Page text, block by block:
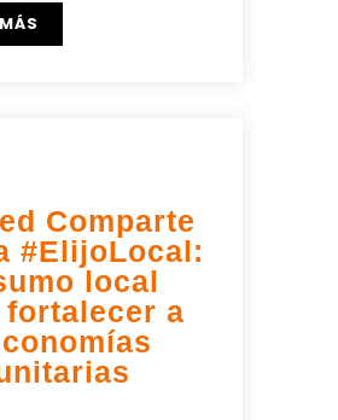
Comparte
#ElijoLocal:
local
fortalecer a